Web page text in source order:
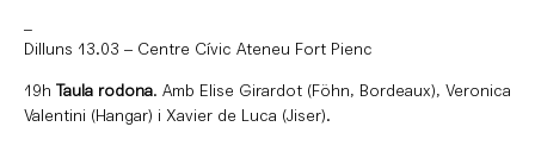
Dilluns 13.03 – Centre Cívic Ateneu Fort Pienc
19h Taula rodona. Amb Elise Girardot (Föhn, Bordeaux), Veronica
Valentini (Hangar) i Xavier de Luca (Jiser).